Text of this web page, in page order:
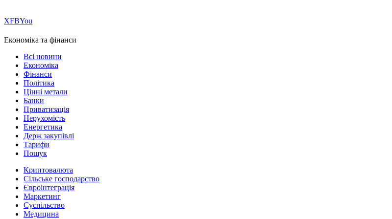
ХFBYou
Економіка та фінанси
Всі новини
Економіка
Фінанси
Політика
Цінні метали
Банки
Приватизація
Нерухомість
Енергетика
Держ закупівлі
Тарифи
Пошук
Криптовалюта
Сільське господарство
Євроінтеграція
Маркетинг
Суспільство
Медицина